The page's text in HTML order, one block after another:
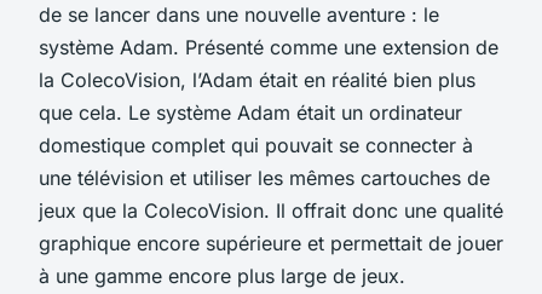
de se lancer dans une nouvelle aventure : le
système Adam. Présenté comme une extension de
la ColecoVision, l’Adam était en réalité bien plus
que cela. Le système Adam était un ordinateur
domestique complet qui pouvait se connecter à
une télévision et utiliser les mêmes cartouches de
jeux que la ColecoVision. Il offrait donc une qualité
graphique encore supérieure et permettait de jouer
à une gamme encore plus large de jeux.